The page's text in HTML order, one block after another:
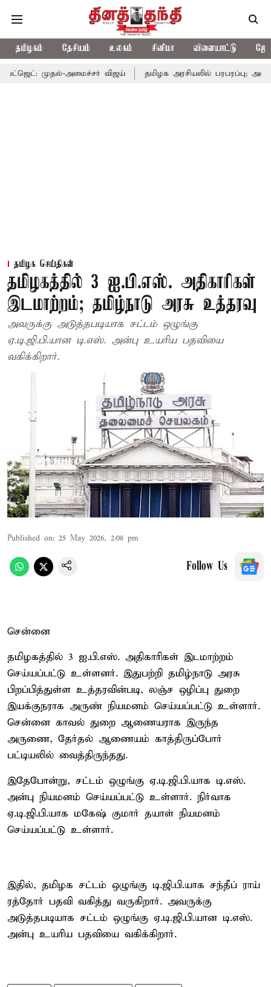
தமிழகம் தேசியம் உலகம் சினிமா விளையாட்டு
அமைச்சர் விஜய் தமிழக அரசியலில் பரபரப்பு; அமைச்சர்
தமிழக செய்திகள்
தமிழகத்தில் 3 ஐ.பி.எஸ். அதிகாரிகள்
இடமாற்றம்; தமிழ்நாடு அரசு உத்தரவு
அவருக்கு அடுத்தபடியாக சட்டம் ஒழுங்கு
ஏ.டி.ஜி.பி.யான டி.எஸ். அன்பு உயரிய பதவியை
வகிக்கிறார்.
Published on: 25 May 2026, 2:08 pm
Follow Us
சென்னை
தமிழகத்தில் 3 ஐ.பி.எஸ். அதிகாரிகள் இடமாற்றம்
செய்யப்பட்டு உள்ளனர். இதுபற்றி தமிழ்நாடு அரசு
பிறப்பித்துள்ள உத்தரவின்படி, லஞ்ச ஒழிப்பு துறை
இயக்குநராக அருண் நியமனம் செய்யப்பட்டு உள்ளார்.
சென்னை காவல் துறை ஆணையராக இருந்த
அருணை, தேர்தல் ஆணையம் காத்திருப்போர்
பட்டியலில் வைத்திருந்தது.
இதேபோன்று, சட்டம் ஒழுங்கு ஏ.டி.ஜி.பி.யாக டி.எஸ்.
அன்பு நியமனம் செய்யப்பட்டு உள்ளார். நிர்வாக
ஏ.டி.ஜி.பி.யாக மகேஷ் குமார் தயாள் நியமனம்
செய்யப்பட்டு உள்ளார்.
இதில், தமிழக சட்டம் ஒழுங்கு டி.ஜி.பி.யாக சந்தீப் ராய்
ரத்தோர் பதவி வகித்து வருகிறார். அவருக்கு
அடுத்தபடியாக சட்டம் ஒழுங்கு ஏ.டி.ஜி.பி.யான டி.எஸ்.
அன்பு உயரிய பதவியை வகிக்கிறார்.